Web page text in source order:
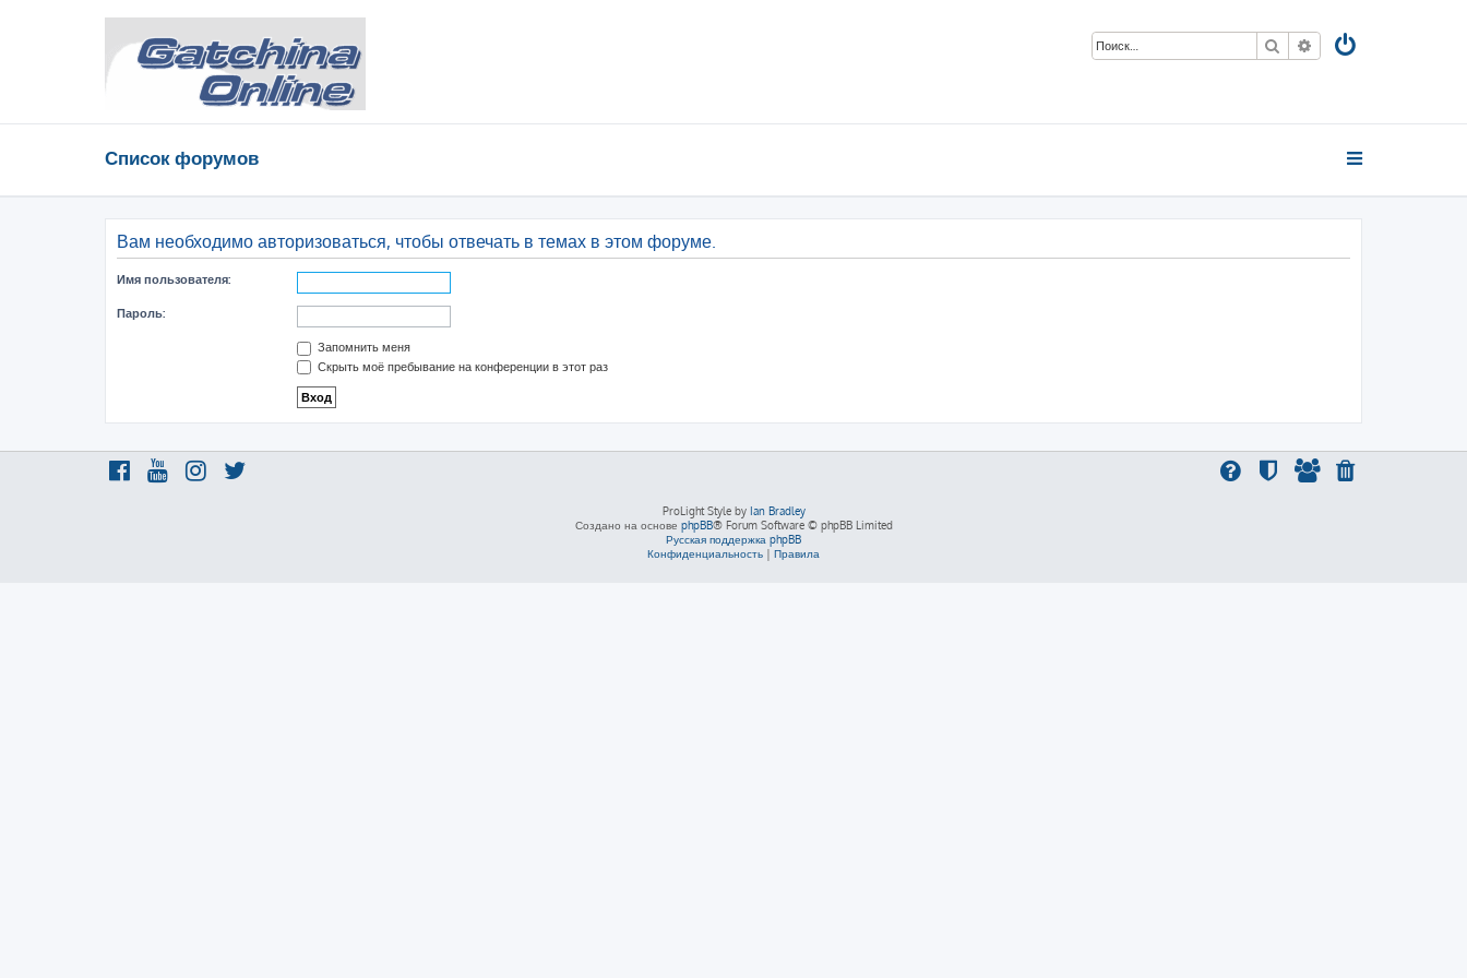
Поиск Расширенный поиск
Список форумов
Вам необходимо авторизоваться, чтобы отвечать в темах в этом форуме.
Имя пользователя:
Пароль:
Запомнить меня
Скрыть моё пребывание на конференции в этот раз
ProLight Style by Ian Bradley
Создано на основе phpBB® Forum Software © phpBB Limited
Русская поддержка phpBB
Конфиденциальность | Правила